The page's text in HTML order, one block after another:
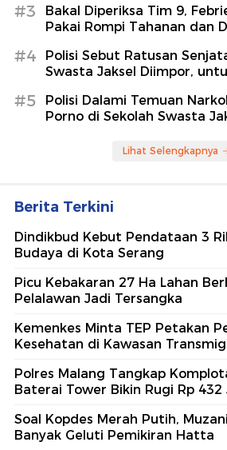
#3
Bakal Diperiksa Tim 9,
Pakai Rompi Tahanan dan
#4
Polisi Sebut Ratusan
Swasta Jaksel Diimpor,
#5
Polisi Dalami Temuan
Porno di Sekolah Swasta
Lihat Selengkapnya
Berita Terkini
Dindikbud Kebut Pendataan 3
Budaya di Kota Serang
Picu Kebakaran 27 Ha Lahan
Pelalawan Jadi Tersangka
Kemenkes Minta TEP Petakan
Kesehatan di Kawasan
Polres Malang Tangkap
Baterai Tower Bikin Rugi Rp 432
Soal Kopdes Merah Putih,
Banyak Geluti Pemikiran Hatta